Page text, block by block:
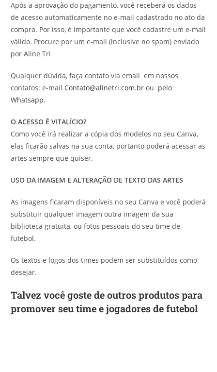
Após a aprovação do pagamento, você receberá os dados
de acesso automaticamente no e-mail cadastrado no ato da
compra. Por isso, é importante que você cadastre um e-mail
válido. Procure por um e-mail (inclusive no spam) enviado
por Aline Tri
Qualquer dúvida, faça contato via email em nossos
contatos:e-mail Contato@alinetri.com.br ou pelo
Whatsapp.
O ACESSO É VITALÍCIO?
Como você irá realizar a cópia dos modelos no seu Canva,
elas ficarão salvas na sua conta, portanto poderá acessar as
artes sempre que quiser.
USO DA IMAGEM E ALTERAÇÃO DE TEXTO DAS ARTES
As imagens ficaram disponíveis no seu Canva e você poderá
substituir qualquer imagem outra imagem da sua
biblioteca gratuita, ou fotos pessoais do seu time de
futebol.
Os textos e logos dos times podem ser substituídos como
desejar.
Talvez você goste de outros produtos para
promover seu time e jogadores de futebol